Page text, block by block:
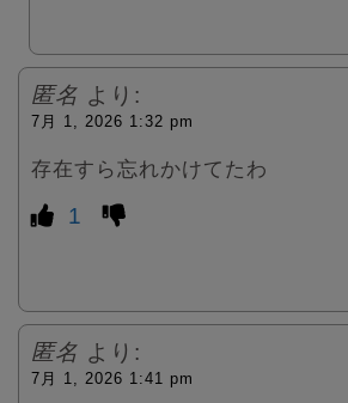
匿名 より:
7月 1, 2026 1:32 pm
存在すら忘れかけてたわ
1
匿名 より:
7月 1, 2026 1:41 pm